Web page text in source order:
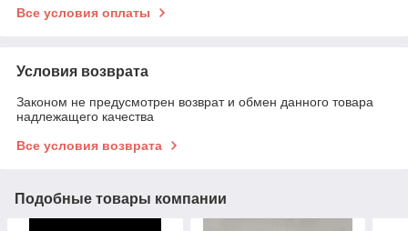
Все условия оплаты
Условия возврата
Законом не предусмотрен возврат и обмен данного товара
надлежащего качества
Все условия возврата
Подобные товары компании